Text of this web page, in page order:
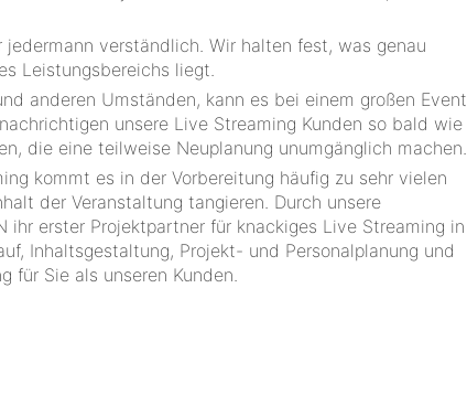
verständlich. Wir halten fest, was genau
Leistungsbereichs liegt.
anderen Umständen, kann es bei einem großen Event
unsere Live Streaming Kunden so bald wie
die eine teilweise Neuplanung unumgänglich machen.
kommt es in der Vorbereitung häufig zu sehr vielen
der Veranstaltung tangieren. Durch unsere
ihr erster Projektpartner für knackiges Live Streaming in
Inhaltsgestaltung, Projekt- und Personalplanung und
für Sie als unseren Kunden.